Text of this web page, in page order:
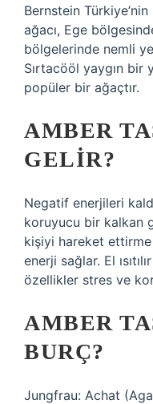
Bernstein
ağacı, Ege
bölgelerinde nemli
Sırtacööl yaygın bir
popüler bir ağaçtır.
AMBER
GELIR?
Negatif enerjileri
koruyucu bir kalkan
kişiyi hareket ettirme
enerji sağlar. El
özellikler stres ve
AMBER
BURÇ?
Jungfrau: Achat